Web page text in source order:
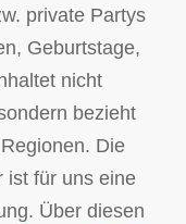
private Partys
Geburtstage,
nicht
bezieht
Die
ist für uns eine
Über diesen